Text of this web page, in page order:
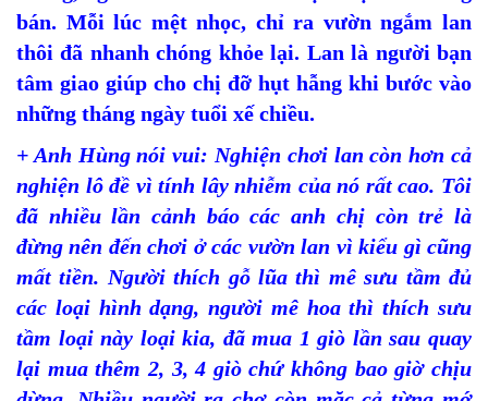
bán. Mỗi lúc mệt nhọc, chỉ ra vườn ngắm lan
thôi đã nhanh chóng khỏe lại. Lan là người bạn
tâm giao giúp cho chị đỡ hụt hẫng khi bước vào
những tháng ngày tuổi xế chiều.
+ Anh Hùng nói vui: Nghiện chơi lan còn hơn cả
nghiện lô đề vì tính lây nhiễm của nó rất cao. Tôi
đã nhiều lần cảnh báo các anh chị còn trẻ là
đừng nên đến chơi ở các vườn lan vì kiểu gì cũng
mất tiền. Người thích gỗ lũa thì mê sưu tầm đủ
các loại hình dạng, người mê hoa thì thích sưu
tầm loại này loại kia, đã mua 1 giò lần sau quay
lại mua thêm 2, 3, 4 giò chứ không bao giờ chịu